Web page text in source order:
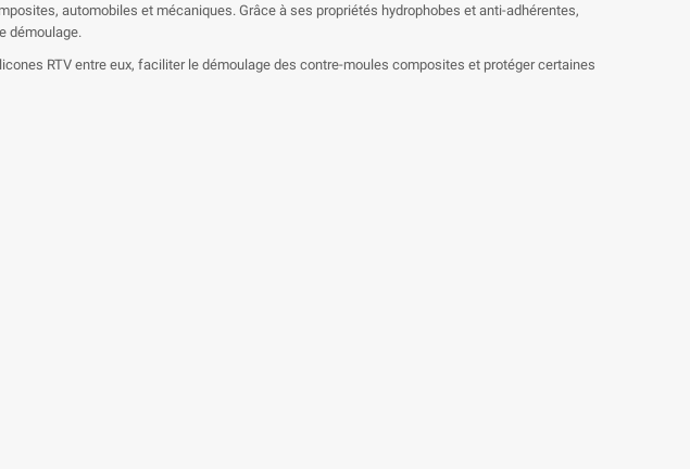
automobiles et mécaniques. Grâce à ses propriétés hydrophobes et anti-adhérentes,
démoulage.
RTV entre eux, faciliter le démoulage des contre-moules composites et protéger certaines